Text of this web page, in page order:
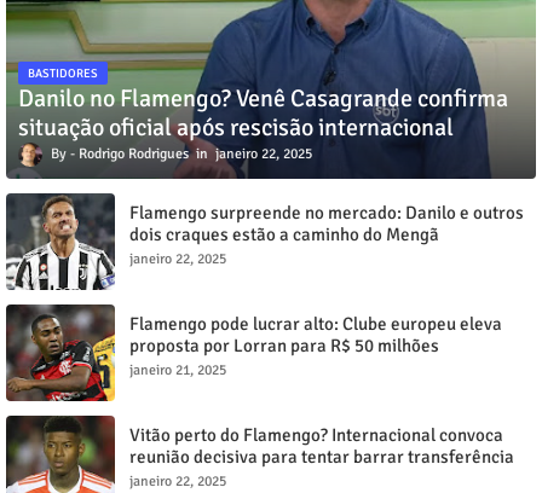
BASTIDORES
Danilo no Flamengo? Venê Casagrande confirma
situação oficial após rescisão internacional
Rodrigo Rodrigues janeiro 22, 2025
Flamengo surpreende no mercado: Danilo e outros
dois craques estão a caminho do Mengã
janeiro 22, 2025
Flamengo pode lucrar alto: Clube europeu eleva
proposta por Lorran para R$ 50 milhões
janeiro 21, 2025
Vitão perto do Flamengo? Internacional convoca
reunião decisiva para tentar barrar transferência
milionária
janeiro 22, 2025